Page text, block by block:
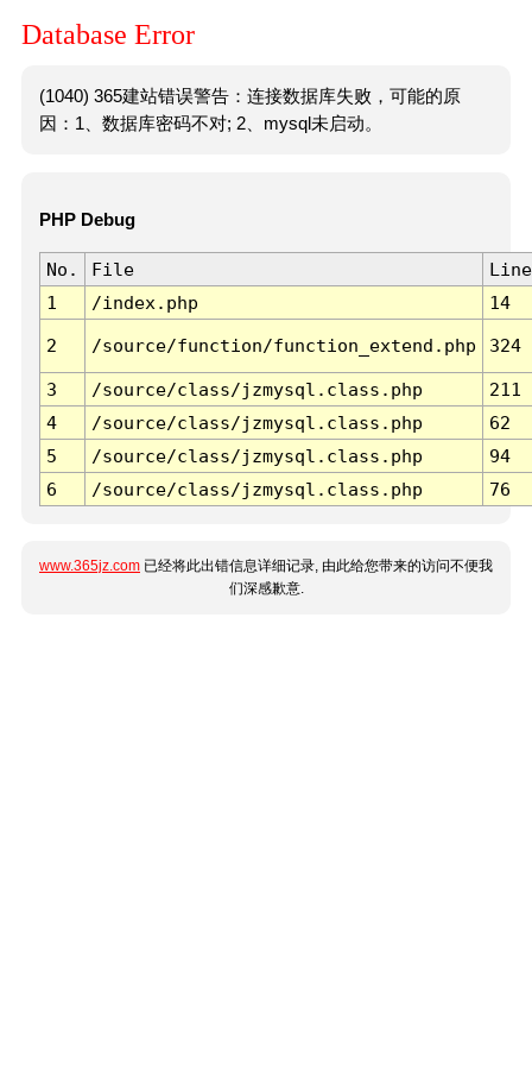
Database Error
(1040) 365建站错误警告：连接数据库失败，可能的原
因：1、数据库密码不对; 2、mysql未启动。
PHP Debug
No. File
Line
1
/index.php 14
2 /source/function/function_extend.php 324
3 /source/class/jzmysql.class.php
211
4
/source/class/jzmysql.class.php
62
5
/source/class/jzmysql.class.php
94
6
/source/class/jzmysql.class.php 76
www.365jz.com 已经将此出错信息详细记录, 由此给您带来的访问不便我
们深感歉意.